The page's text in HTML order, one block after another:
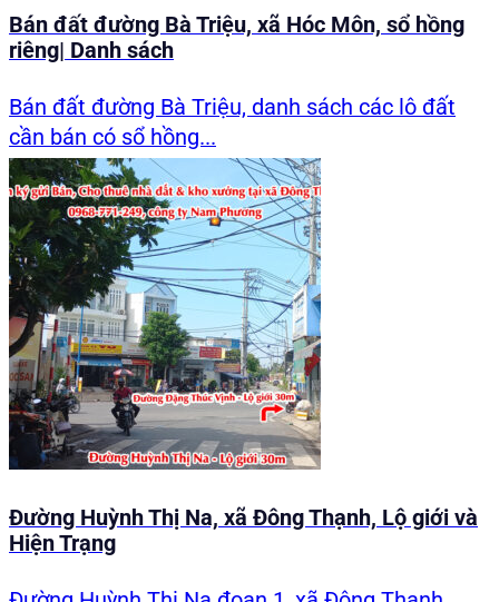
Bán đất đường Bà Triệu, xã Hóc Môn, sổ hồng
riêng| Danh sách
Bán đất đường Bà Triệu, danh sách các lô đất
cần bán có sổ hồng...
Đường Huỳnh Thị Na, xã Đông Thạnh, Lộ giới và
Hiện Trạng